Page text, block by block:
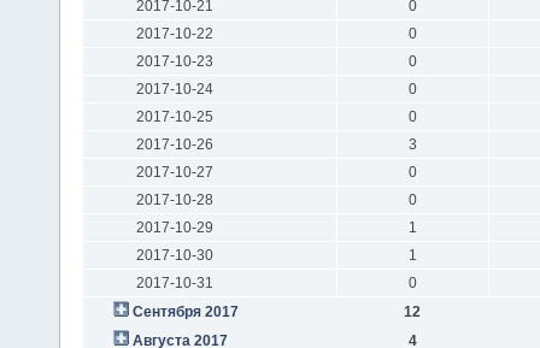
2017-10-21
0
2017-10-22
0
2017-10-23
0
2017-10-24
0
2017-10-25
0
2017-10-26
3
2017-10-27
0
2017-10-28
0
2017-10-29
1
2017-10-30
1
2017-10-31
0
Сентября 2017
12
Августа 2017
4